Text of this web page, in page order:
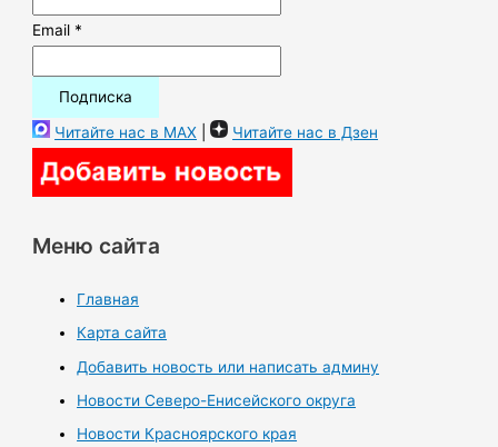
Email *
Читайте нас в MAX | Читайте нас в Дзен
Меню сайта
Главная
Карта сайта
Добавить новость или написать админу
Новости Северо-Енисейского округа
Новости Красноярского края